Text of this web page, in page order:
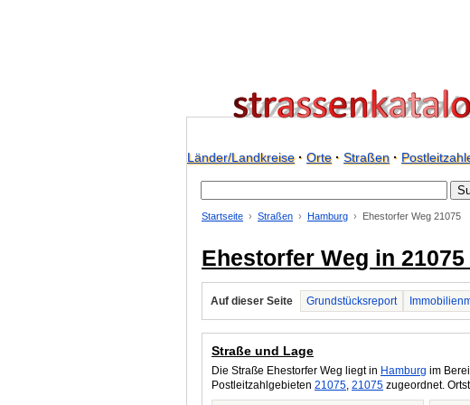
Länder/Landkreise· Orte· Straßen·
Startseite Straßen Hamburg Ehestorfer Weg 21075
Ehestorfer Weg in
Auf dieser Seite Grundstücksreport
Straße und Lage
Die Straße Ehestorfer Weg liegt in Hamburg im
Postleitzahlgebieten 21075, 21075 zugeordnet.